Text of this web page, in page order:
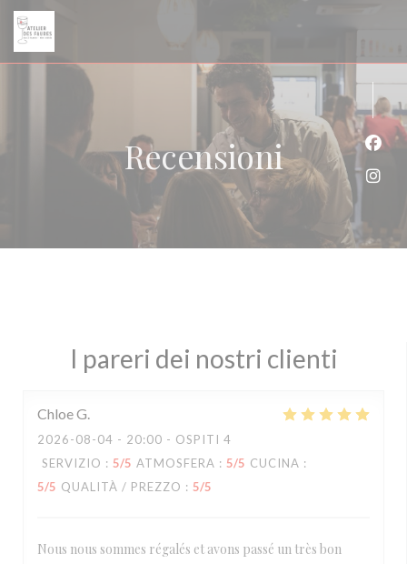
Personalizzazione delle tue scelte sui cookie
Recensioni
I pareri dei nostri clienti
ChloeG
2026-08-04 - 20:00 - OSPITI 4
SERVIZIO : 5/5 ATMOSFERA : 5/5 CUCINA :
5/5 QUALITÀ / PREZZO : 5/5
Nous nous sommes régalés et avons passé un très bon